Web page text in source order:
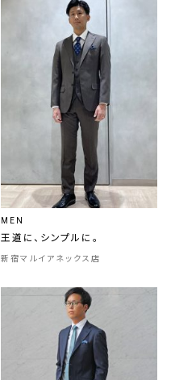
MEN
王道に、シンプルに。
新宿マルイアネックス店